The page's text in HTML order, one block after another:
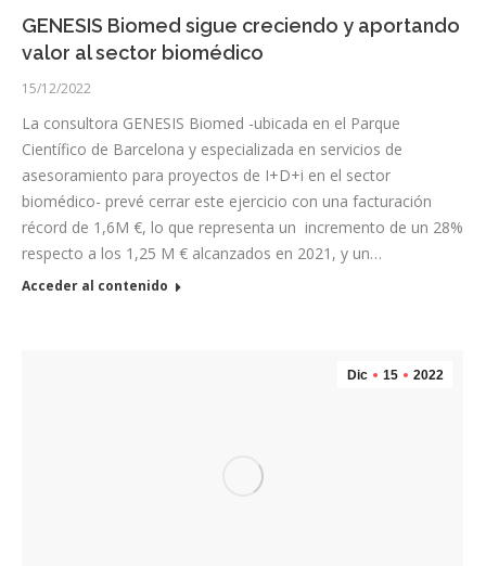
GENESIS Biomed sigue creciendo y aportando
valor al sector biomédico
15/12/2022
La consultora GENESIS Biomed -ubicada en el Parque
Científico de Barcelona y especializada en servicios de
asesoramiento para proyectos de I+D+i en el sector
biomédico- prevé cerrar este ejercicio con una facturación
récord de 1,6M €, lo que representa un incremento de un 28%
respecto a los 1,25 M € alcanzados en 2021, y un…
Acceder al contenido
Dic 15 2022